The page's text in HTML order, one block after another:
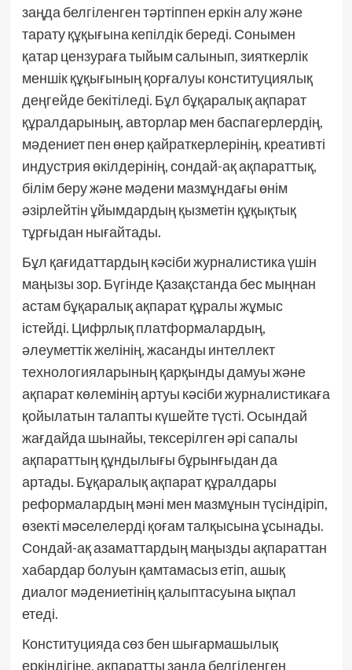
заңда белгіленген тәртіппен еркін алу және
тарату құқығына кепілдік береді. Сонымен
қатар цензураға тыйым салынып, зияткерлік
меншік құқығының қорғалуы конституциялық
деңгейде бекітіледі. Бұл бұқаралық ақпарат
құралдарының, авторлар мен баспагерлердің,
мәдениет пен өнер қайраткерлерінің, креативті
индустрия өкілдерінің, сондай-ақ ақпараттық,
білім беру және мәдени мазмұндағы өнім
әзірлейтін ұйымдардың қызметін құқықтық
тұрғыдан нығайтады.
Бұл қағидаттардың кәсіби журналистика үшін
маңызы зор. Бүгінде Қазақстанда бес мыңнан
астам бұқаралық ақпарат құралы жұмыс
істейді. Цифрлық платформалардың,
әлеуметтік желінің, жасанды интеллект
технологияларының қарқынды дамуы және
ақпарат көлемінің артуы кәсіби журналистикаға
қойылатын талапты күшейте түсті. Осындай
жағдайда шынайы, тексерілген әрі сапалы
ақпараттың құндылығы бұрынғыдан да
артады. Бұқаралық ақпарат құралдары
реформалардың мәні мен мазмұнын түсіндіріп,
өзекті мәселелерді қоғам талқысына ұсынады.
Сондай-ақ азаматтардың маңызды ақпараттан
хабардар болуын қамтамасыз етіп, ашық
диалог мәдениетінің қалыптасуына ықпал
етеді.
Конституцияда сөз бен шығармашылық
еркіндігіне, ақпаратты заңда белгіленген